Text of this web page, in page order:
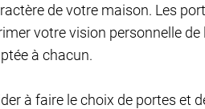
de votre maison. Les
votre vision personnelle
à chacun.
à faire le choix de portes et